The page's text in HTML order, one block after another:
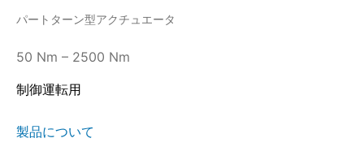
パートターン型アクチュエータ
50 Nm – 2500 Nm
制御運転用
製品について